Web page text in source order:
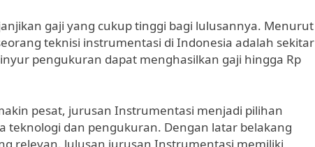
gaji yang cukup tinggi bagi lulusannya. Menurut
teknisi instrumentasi di Indonesia adalah sekitar
pengukuran dapat menghasilkan gaji hingga Rp
pesat, jurusan Instrumentasi menjadi pilihan
teknologi dan pengukuran. Dengan latar belakang